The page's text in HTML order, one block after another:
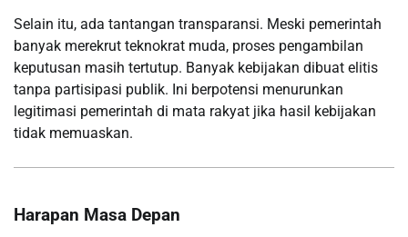
Selain itu, ada tantangan transparansi. Meski pemerintah
banyak merekrut teknokrat muda, proses pengambilan
keputusan masih tertutup. Banyak kebijakan dibuat elitis
tanpa partisipasi publik. Ini berpotensi menurunkan
legitimasi pemerintah di mata rakyat jika hasil kebijakan
tidak memuaskan.
Harapan Masa Depan